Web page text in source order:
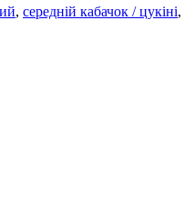
, середній кабачок / цукіні,